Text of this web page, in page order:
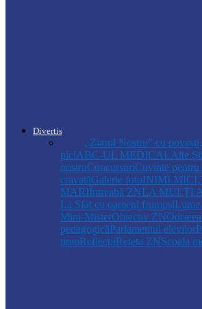
Divertis
,,Ziarul Nostru” cu povești
piciABC-UL MEDICALAlte
nostruConcursuriCuvinte pentru
cravatăGalerie fotoINIMI
MARIÎntreabă ZNLA MULŢI
La Sfat cu oameni frumoșiLume
Mini-MisterObiectiv ZNOdiseea
pedagogicăParlamentul elevilor
timpReflecțiiReteta ZNȘcoala